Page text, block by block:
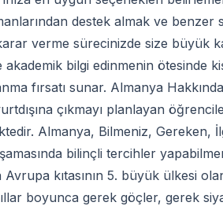
destek almak ve
verme sürecinizde size büyük
akademik bilgi edinmenin ötesinde
fırsatı sunar. Almanya
çıkmayı planlayan
Almanya, Bilmeniz, Gereken,
bilinçli tercihler
Avrupa kıtasının 5. büyük ülkesi
boyunca gerek göçler, gerek